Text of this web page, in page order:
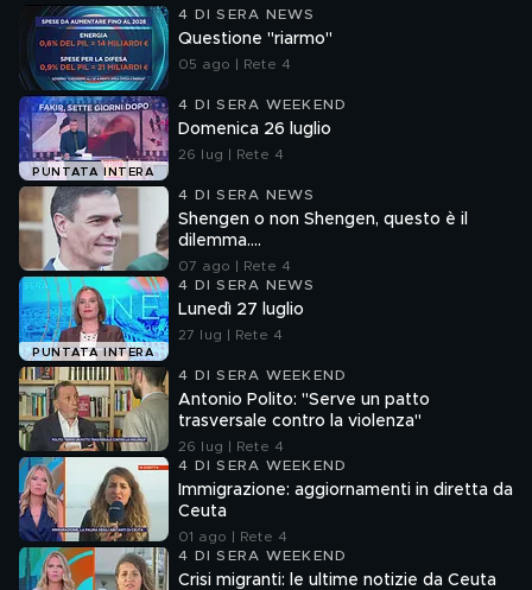
4 DI SERA NEWS
Questione "riarmo"
05 ago | Rete 4
PUNTATA INTERA
4 DI SERA WEEKEND
Domenica 26 luglio
26 lug | Rete 4
4 DI SERA NEWS
Shengen o non Shengen, questo è il
dilemma....
07 ago | Rete 4
PUNTATA INTERA
4 DI SERA NEWS
Lunedì 27 luglio
27 lug | Rete 4
4 DI SERA WEEKEND
Antonio Polito: "Serve un patto
trasversale contro la violenza"
26 lug | Rete 4
4 DI SERA WEEKEND
Immigrazione: aggiornamenti in diretta da
Ceuta
01 ago | Rete 4
4 DI SERA WEEKEND
Crisi migranti: le ultime notizie da Ceuta